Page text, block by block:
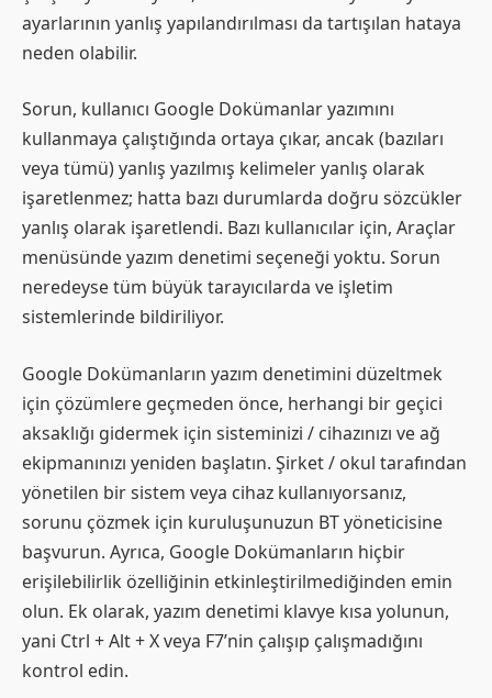
ayarlarının yanlış yapılandırılması da tartışılan hataya
neden olabilir.
Sorun, kullanıcı Google Dokümanlar yazımını
kullanmaya çalıştığında ortaya çıkar, ancak (bazıları
veya tümü) yanlış yazılmış kelimeler yanlış olarak
işaretlenmez; hatta bazı durumlarda doğru sözcükler
yanlış olarak işaretlendi. Bazı kullanıcılar için, Araçlar
menüsünde yazım denetimi seçeneği yoktu. Sorun
neredeyse tüm büyük tarayıcılarda ve işletim
sistemlerinde bildiriliyor.
Google Dokümanların yazım denetimini düzeltmek
için çözümlere geçmeden önce, herhangi bir geçici
aksaklığı gidermek için sisteminizi / cihazınızı ve ağ
ekipmanınızı yeniden başlatın. Şirket / okul tarafından
yönetilen bir sistem veya cihaz kullanıyorsanız,
sorunu çözmek için kuruluşunuzun BT yöneticisine
başvurun. Ayrıca, Google Dokümanların hiçbir
erişilebilirlik özelliğinin etkinleştirilmediğinden emin
olun. Ek olarak, yazım denetimi klavye kısa yolunun,
yani Ctrl + Alt + X veya F7’nin çalışıp çalışmadığını
kontrol edin.